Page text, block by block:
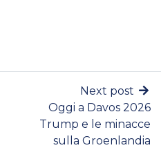
Next post
Oggi a Davos 2026
Trump e le minacce
sulla Groenlandia